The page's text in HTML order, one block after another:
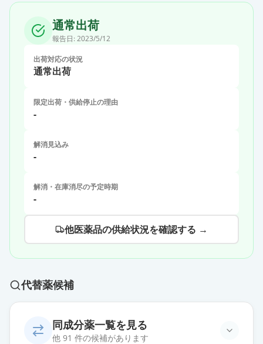
通常出荷
報告日: 2023/5/12
出荷対応の状況
通常出荷
限定出荷・供給停止の理由
-
解消見込み
-
解消・在庫消尽の予定時期
-
他医薬品の供給状況を確認する →
代替薬候補
同成分薬一覧を見る
他 91 件の候補があります